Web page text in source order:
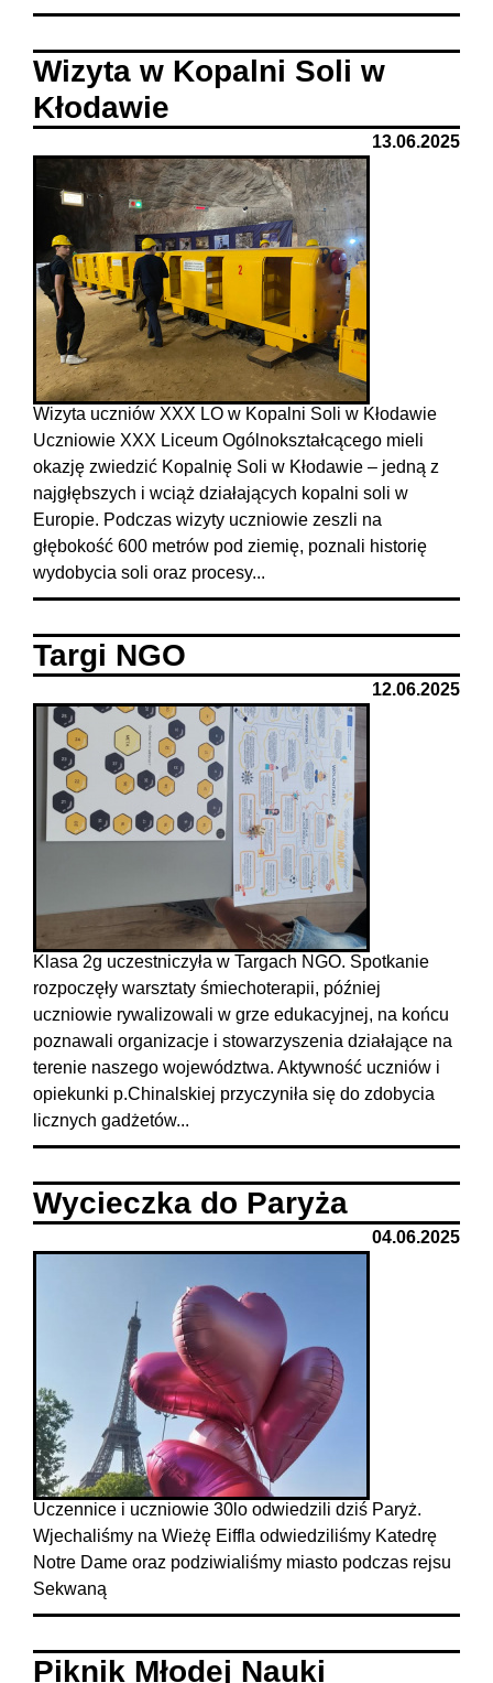
Wizyta w Kopalni Soli w
Kłodawie
13.06.2025
Wizyta uczniów XXX LO w Kopalni Soli w Kłodawie
Uczniowie XXX Liceum Ogólnokształcącego mieli
okazję zwiedzić Kopalnię Soli w Kłodawie – jedną z
najgłębszych i wciąż działających kopalni soli w
Europie. Podczas wizyty uczniowie zeszli na
głębokość 600 metrów pod ziemię, poznali historię
wydobycia soli oraz procesy...
Targi NGO
12.06.2025
Klasa 2g uczestniczyła w Targach NGO. Spotkanie
rozpoczęły warsztaty śmiechoterapii, później
uczniowie rywalizowali w grze edukacyjnej, na końcu
poznawali organizacje i stowarzyszenia działające na
terenie naszego województwa. Aktywność uczniów i
opiekunki p.Chinalskiej przyczyniła się do zdobycia
licznych gadżetów...
Wycieczka do Paryża
04.06.2025
Uczennice i uczniowie 30lo odwiedzili dziś Paryż.
Wjechaliśmy na Wieżę Eiffla odwiedziliśmy Katedrę
Notre Dame oraz podziwialiśmy miasto podczas rejsu
Sekwaną
Piknik Młodej Nauki